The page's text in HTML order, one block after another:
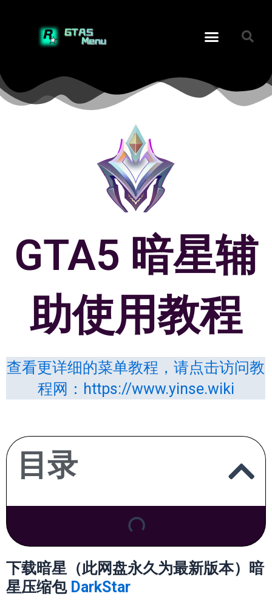
GTA5 暗星辅
助使用教程
查看更详细的菜单教程，请点击访问教
程网：https://www.yinse.wiki
目录
下载暗星（此网盘永久为最新版本） 暗
星压缩包 DarkStar